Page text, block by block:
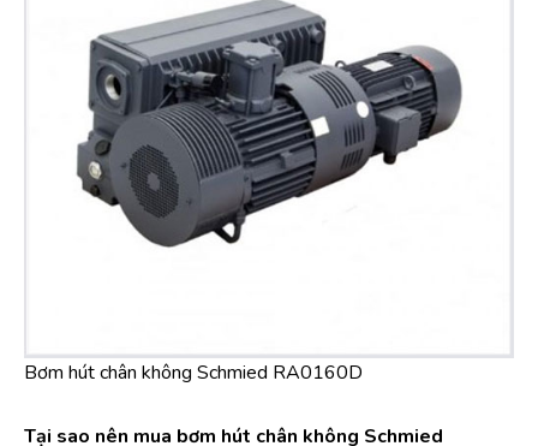
Bơm hút chân không Schmied RA0160D
Tại sao nên mua bơm hút chân không Schmied